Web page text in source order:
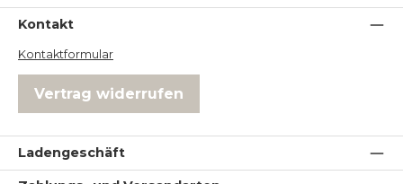
Kontakt
Kontaktformular
Vertrag widerrufen
Ladengeschäft